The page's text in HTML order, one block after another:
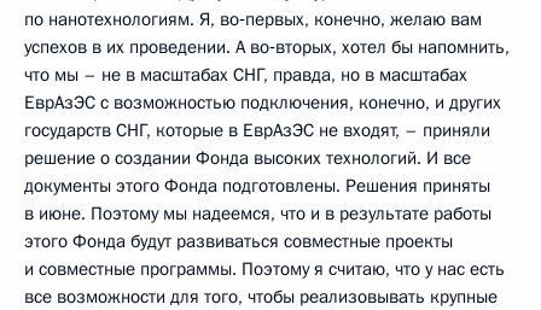
по нанотехнологиям. Я, во‑первых, конечно, желаю вам
успехов в их проведении. А во‑вторых, хотел бы напомнить,
что мы – не в масштабах СНГ, правда, но в масштабах
ЕврАзЭС с возможностью подключения, конечно, и других
государств СНГ, которые в ЕврАзЭС не входят, – приняли
решение о создании Фонда высоких технологий. И все
документы этого Фонда подготовлены. Решения приняты
в июне. Поэтому мы надеемся, что и в результате работы
этого Фонда будут развиваться совместные проекты
и совместные программы. Поэтому я считаю, что у нас есть
все возможности для того, чтобы реализовывать крупные